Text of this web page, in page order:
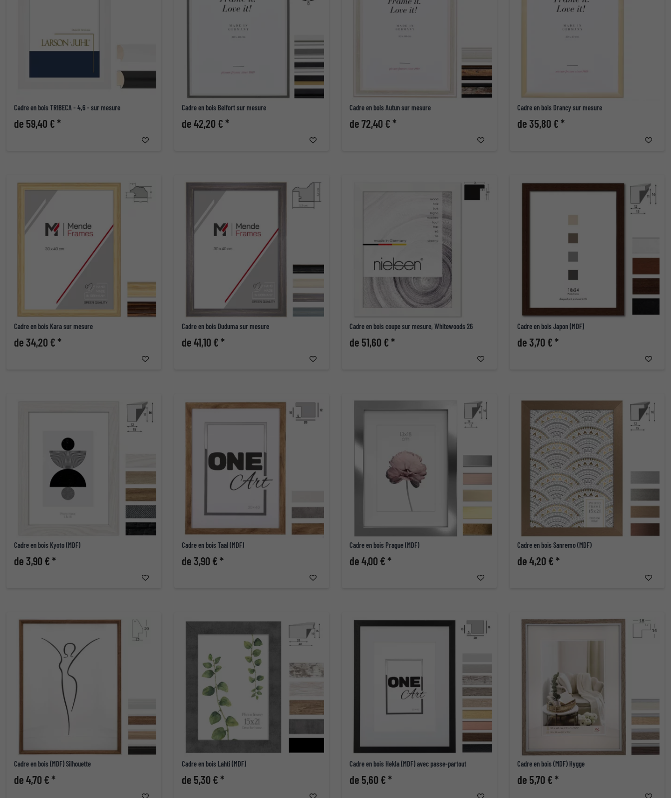
Cadre en bois TRIBECA - 4,6 - sur mesure
de 59,40 € *
Cadre en bois Belfort sur mesure
de 42,20 € *
Cadre en bois Autun sur mesure
de 72,40 € *
Cadre en bois Drancy sur mesure
de 35,80 € *
Cadre en bois Kara sur mesure
de 34,20 € *
Cadre en bois Duduma sur mesure
de 41,10 € *
Cadre en bois coupe sur mesure, Whitewoods 26
de 51,60 € *
Cadre en bois Japon (MDF)
de 3,70 € *
Cadre en bois Kyoto (MDF)
de 3,90 € *
Cadre en bois Taal (MDF)
de 3,90 € *
Cadre en bois Prague (MDF)
de 4,00 € *
Cadre en bois Sanremo (MDF)
de 4,20 € *
Cadre en bois (MDF) Silhouette
de 4,70 € *
Cadre en bois Lahti (MDF)
de 5,30 € *
Cadre en bois Hekla (MDF) avec passe-partout
de 5,60 € *
Cadre en bois (MDF) Hygge
de 5,70 € *